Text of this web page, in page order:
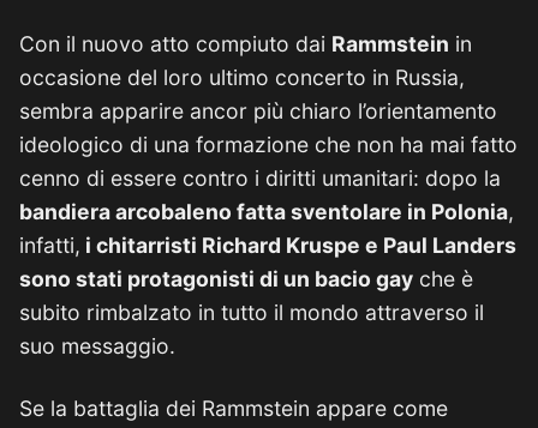
Con il nuovo atto compiuto dai Rammstein in
occasione del loro ultimo concerto in Russia,
sembra apparire ancor più chiaro l’orientamento
ideologico di una formazione che non ha mai fatto
cenno di essere contro i diritti umanitari: dopo la
bandiera arcobaleno fatta sventolare in Polonia,
infatti, i chitarristi Richard Kruspe e Paul Landers
sono stati protagonisti di un bacio gay che è
subito rimbalzato in tutto il mondo attraverso il
suo messaggio.
Se la battaglia dei Rammstein appare come